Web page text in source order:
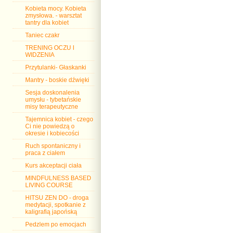
Kobieta mocy. Kobieta
zmysłowa. - warsztat
tantry dla kobiet
Taniec czakr
TRENING OCZU I
WIDZENIA
Przytulanki- Głaskanki
Mantry - boskie dźwięki
Sesja doskonalenia
umysłu - tybetańskie
misy terapeutyczne
Tajemnica kobiet - czego
Ci nie powiedzą o
okresie i kobiecości
Ruch spontaniczny i
praca z ciałem
Kurs akceptacji ciała
MINDFULNESS BASED
LIVING COURSE
HITSU ZEN DO - droga
medytacji, spotkanie z
kaligrafią japońską
Pedzlem po emocjach